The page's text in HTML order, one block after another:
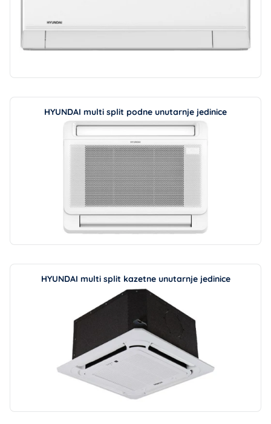
HYUNDAI multi split podne unutarnje jedinice
HYUNDAI multi split kazetne unutarnje jedinice